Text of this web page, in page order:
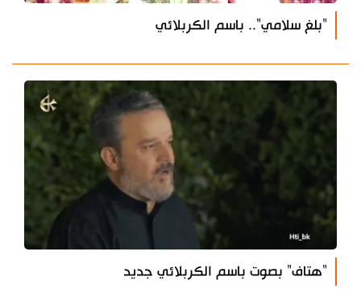
"بلغ سلامي".. باسم الكربلائي
"هتاف" بصوت باسم الكربلائي جديد